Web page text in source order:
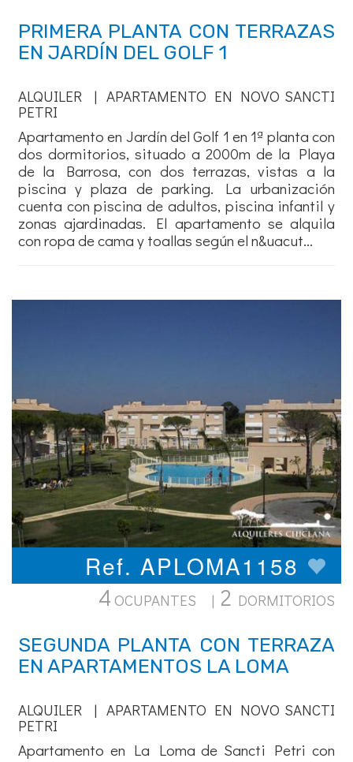
PRIMERA PLANTA CON TERRAZAS
EN JARDÍN DEL GOLF 1
ALQUILER | APARTAMENTO EN NOVO SANCTI
PETRI
Apartamento en Jardín del Golf 1 en 1ª planta con
dos dormitorios, situado a 2000m de la Playa
de la Barrosa, con dos terrazas, vistas a la
piscina y plaza de parking. La urbanización
cuenta con piscina de adultos, piscina infantil y
zonas ajardinadas. El apartamento se alquila
con ropa de cama y toallas según el n&uacut...
Ref. APLOMA1158
4 OCUPANTES | 2 DORMITORIOS
SEGUNDA PLANTA CON TERRAZA
EN APARTAMENTOS LA LOMA
ALQUILER | APARTAMENTO EN NOVO SANCTI
PETRI
Apartamento en La Loma de Sancti Petri con